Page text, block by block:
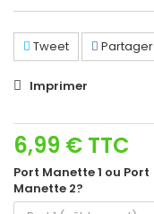
Tweet Partager
Imprimer
6,99 € TTC
Port Manette 1 ou Port
Manette 2?